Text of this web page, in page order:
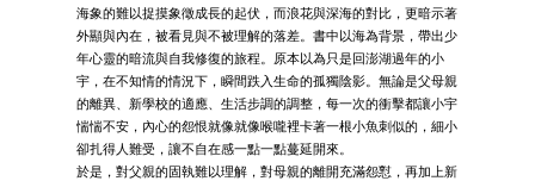
海象的難以捉摸象徵成長的起伏，而浪花與深海的對比，更暗示著
外顯與內在，被看見與不被理解的落差。書中以海為背景，帶出少
年心靈的暗流與自我修復的旅程。原本以為只是回澎湖過年的小
宇，在不知情的情況下，瞬間跌入生命的孤獨陰影。無論是父母親
的離異、新學校的適應、生活步調的調整，每一次的衝擊都讓小宇
惴惴不安，內心的怨恨就像就像喉嚨裡卡著一根小魚刺似的，細小
卻扎得人難受，讓不自在感一點一點蔓延開來。
於是，對父親的固執難以理解，對母親的離開充滿怨懟，再加上新